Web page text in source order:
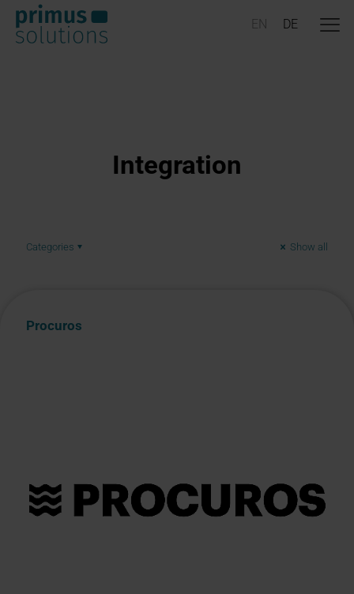
Integration
Categories Show all
Procuros